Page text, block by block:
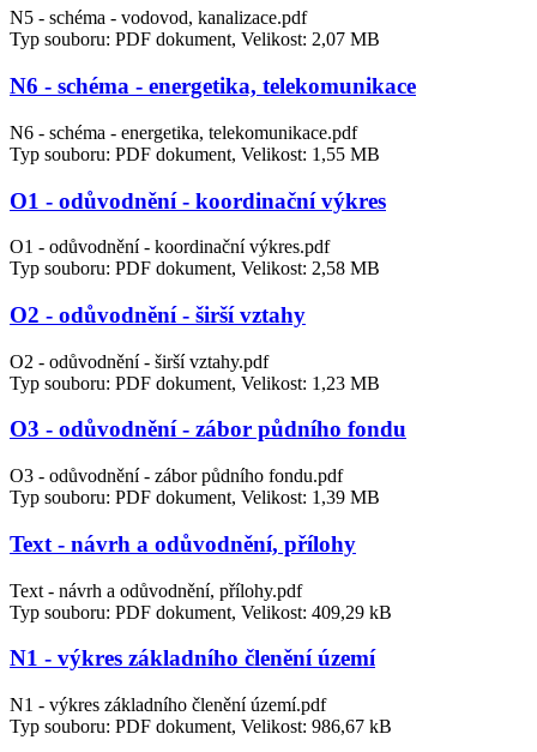
N5 - schéma - vodovod, kanalizace.pdf
Typ souboru: PDF dokument, Velikost: 2,07 MB
N6 - schéma - energetika, telekomunikace
N6 - schéma - energetika, telekomunikace.pdf
Typ souboru: PDF dokument, Velikost: 1,55 MB
O1 - odůvodnění - koordinační výkres
O1 - odůvodnění - koordinační výkres.pdf
Typ souboru: PDF dokument, Velikost: 2,58 MB
O2 - odůvodnění - širší vztahy
O2 - odůvodnění - širší vztahy.pdf
Typ souboru: PDF dokument, Velikost: 1,23 MB
O3 - odůvodnění - zábor půdního fondu
O3 - odůvodnění - zábor půdního fondu.pdf
Typ souboru: PDF dokument, Velikost: 1,39 MB
Text - návrh a odůvodnění, přílohy
Text - návrh a odůvodnění, přílohy.pdf
Typ souboru: PDF dokument, Velikost: 409,29 kB
N1 - výkres základního členění území
N1 - výkres základního členění území.pdf
Typ souboru: PDF dokument, Velikost: 986,67 kB